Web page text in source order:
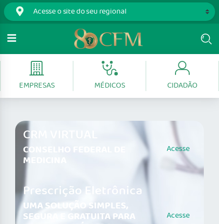
EMPRESAS MÉDICOS CIDADÃO
CRM VIRTUAL
CONSELHO FEDERAL DE
MEDICINA
Acesse
Prescrição Eletrônica
UMA SOLUÇÃO SIMPLES,
SEGURA E GRATUITA PARA Acesse